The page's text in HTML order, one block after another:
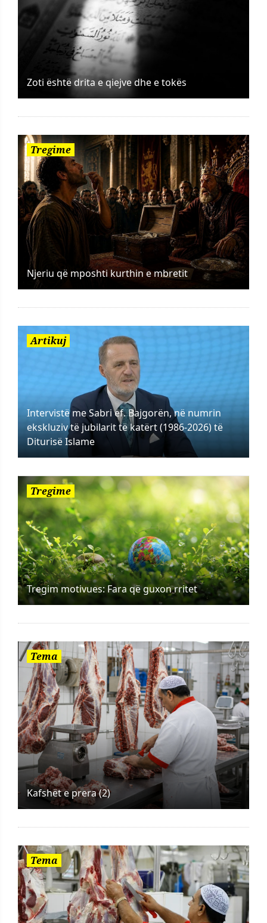
Zoti është drita e qiejve dhe e tokës
Tregime
Njeriu që mposhti kurthin e mbretit
Artikuj
Intervistë me Sabri ef. Bajgorën, në numrin
ekskluziv të jubilarit të katërt (1986-2026) të
Diturisë Islame
Tregime
Tregim motivues: Fara që guxon rritet
Tema
Kafshët e prera (2)
Tema